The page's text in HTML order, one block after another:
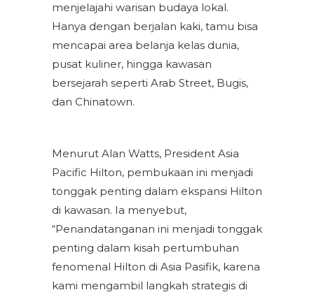
menjelajahi warisan budaya lokal.
Hanya dengan berjalan kaki, tamu bisa
mencapai area belanja kelas dunia,
pusat kuliner, hingga kawasan
bersejarah seperti Arab Street, Bugis,
dan Chinatown.
Menurut Alan Watts, President Asia
Pacific Hilton, pembukaan ini menjadi
tonggak penting dalam ekspansi Hilton
di kawasan. Ia menyebut,
“Penandatanganan ini menjadi tonggak
penting dalam kisah pertumbuhan
fenomenal Hilton di Asia Pasifik, karena
kami mengambil langkah strategis di